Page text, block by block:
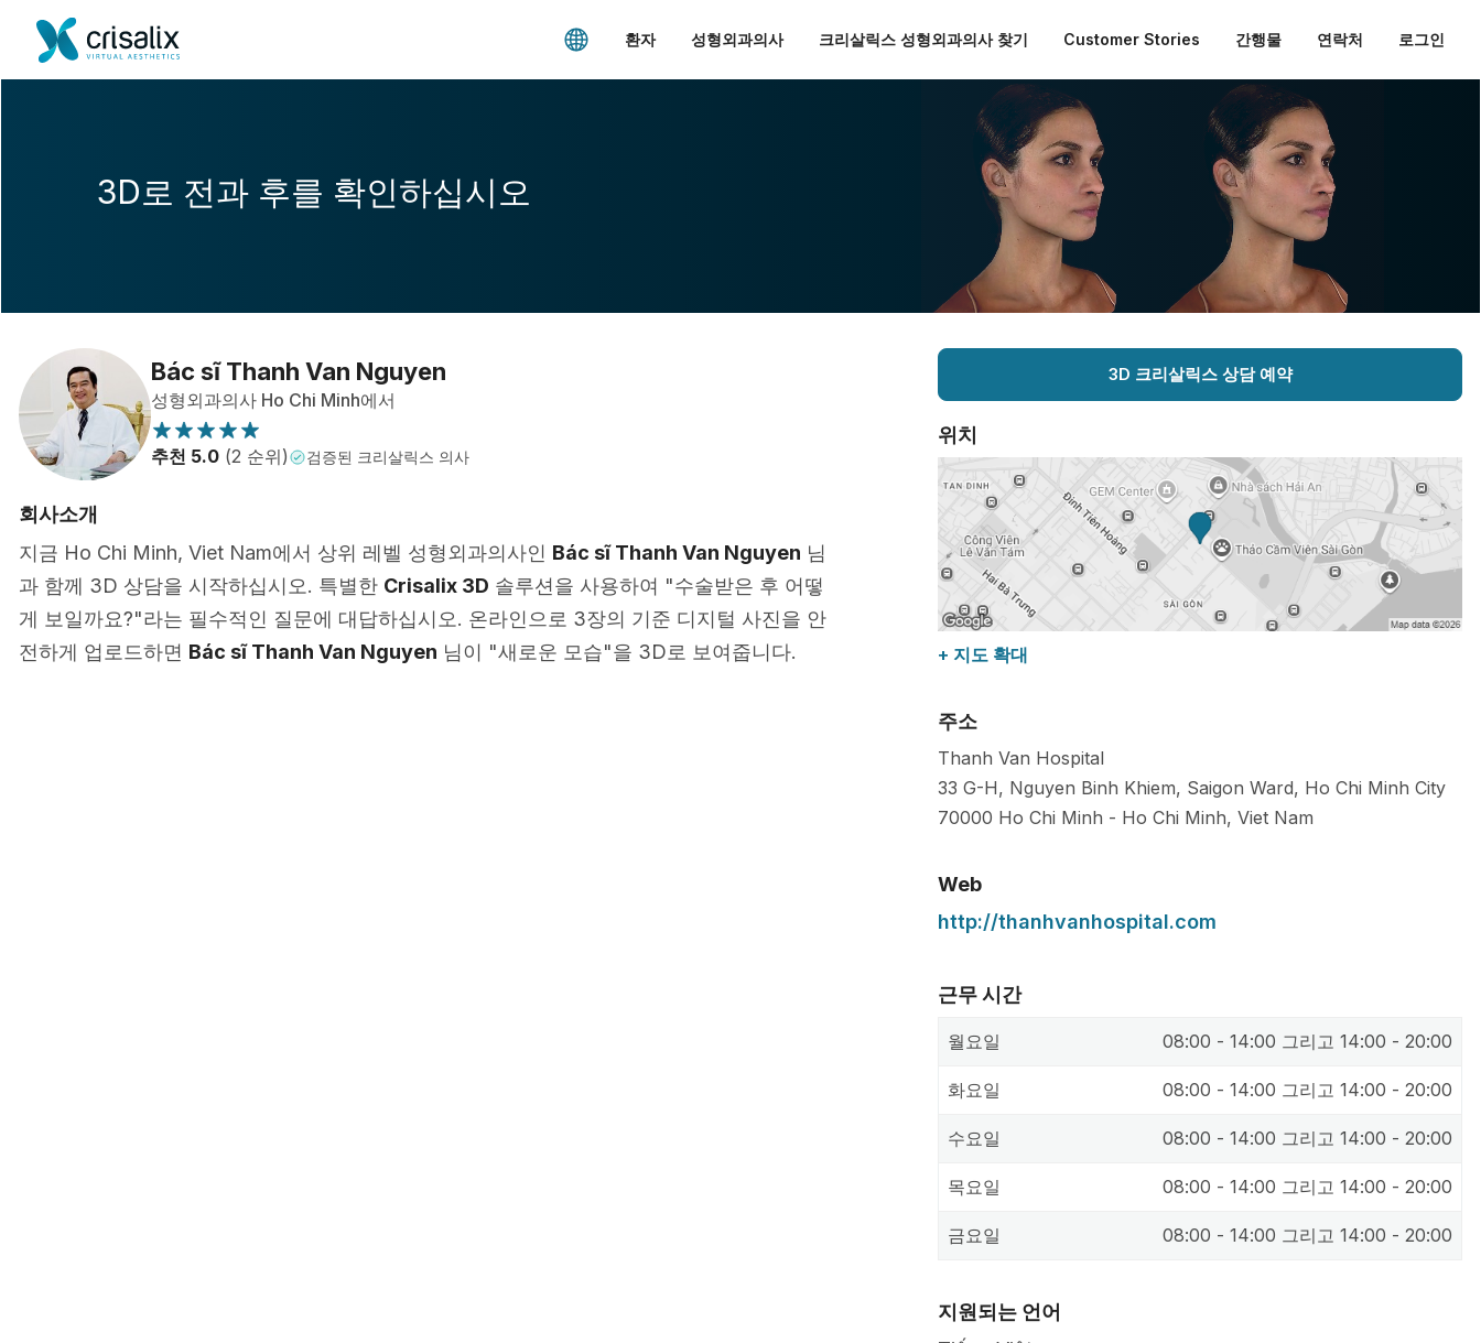
환자 성형외과의사 크리살릭스 성형외과의사 찾기 Customer Stories 간행물 연락처 로그인
3D로 전과 후를 확인하십시오
Bác sĩ Thanh Van Nguyen
성형외과의사 Ho Chi Minh에서
추천 5.0 (2 순위) 검증된 크리살릭스 의사
회사소개
지금 Ho Chi Minh, Viet Nam에서 상위 레벨 성형외과의사인 Bác sĩ Thanh Van Nguyen 님
과 함께 3D 상담을 시작하십시오. 특별한 Crisalix 3D 솔루션을 사용하여 "수술받은 후 어떻
게 보일까요?"라는 필수적인 질문에 대답하십시오. 온라인으로 3장의 기준 디지털 사진을 안
전하게 업로드하면 Bác sĩ Thanh Van Nguyen 님이 "새로운 모습"을 3D로 보여줍니다.
3D 크리살릭스 상담 예약
위치
+ 지도 확대
주소
Thanh Van Hospital
33 G-H, Nguyen Binh Khiem, Saigon Ward, Ho Chi Minh City
70000 Ho Chi Minh - Ho Chi Minh, Viet Nam
Web
http://thanhvanhospital.com
근무 시간
월요일 08:00 - 14:00 그리고 14:00 - 20:00
화요일 08:00 - 14:00 그리고 14:00 - 20:00
수요일 08:00 - 14:00 그리고 14:00 - 20:00
목요일 08:00 - 14:00 그리고 14:00 - 20:00
금요일 08:00 - 14:00 그리고 14:00 - 20:00
지원되는 언어